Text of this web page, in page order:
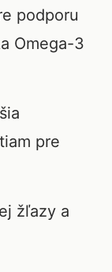
podporu
Omega-3
pre
žľazy a